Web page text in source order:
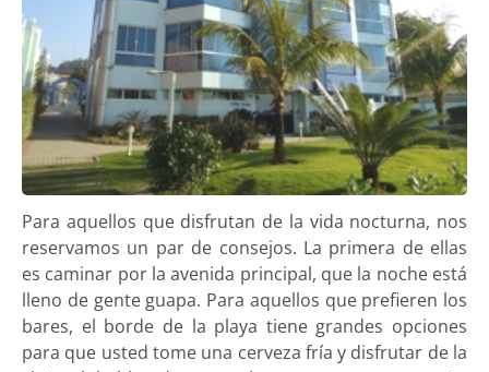
Para aquellos que disfrutan de la vida nocturna, nos
reservamos un par de consejos. La primera de ellas
es caminar por la avenida principal, que la noche está
lleno de gente guapa. Para aquellos que prefieren los
bares, el borde de la playa tiene grandes opciones
para que usted tome una cerveza fría y disfrutar de la